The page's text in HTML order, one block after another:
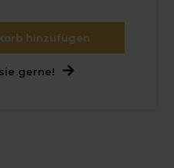
hinzufügen
gerne!